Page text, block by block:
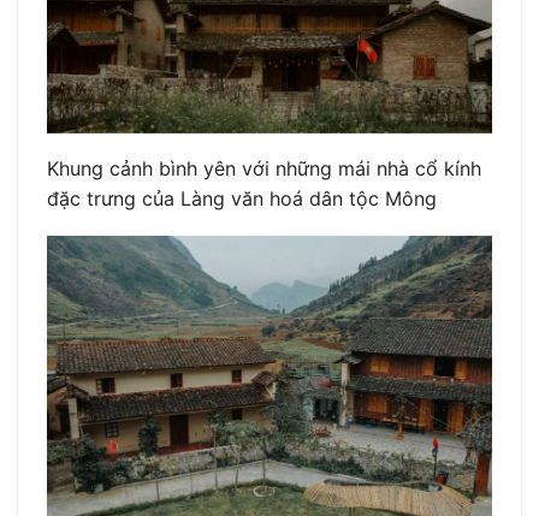
Khung cảnh bình yên với những mái nhà cổ kính
đặc trưng của Làng văn hoá dân tộc Mông